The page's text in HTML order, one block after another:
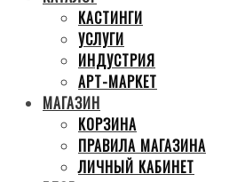
КАСТИНГИ
УСЛУГИ
ИНДУСТРИЯ
АРТ-МАРКЕТ
МАГАЗИН
КОРЗИНА
ПРАВИЛА МАГАЗИНА
ЛИЧНЫЙ КАБИНЕТ